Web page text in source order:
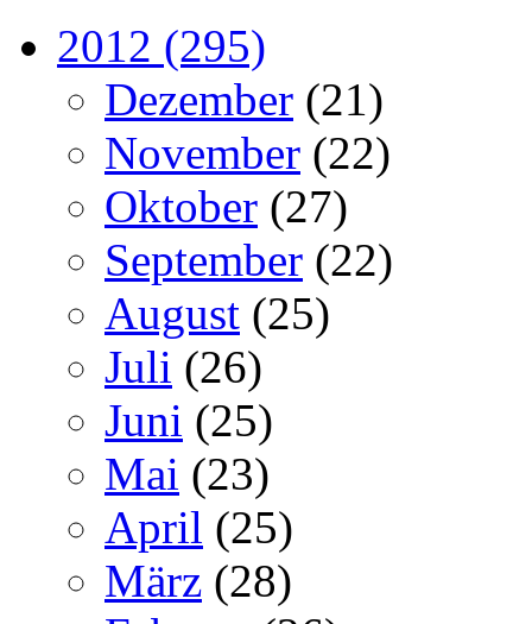
2012 (295)
Dezember (21)
November (22)
Oktober (27)
September (22)
August (25)
Juli (26)
Juni (25)
Mai (23)
April (25)
März (28)